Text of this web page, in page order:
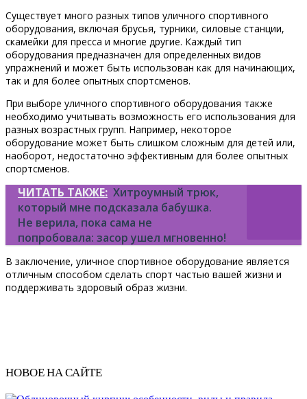
Существует много разных типов уличного спортивного
оборудования, включая брусья, турники, силовые станции,
скамейки для пресса и многие другие. Каждый тип
оборудования предназначен для определенных видов
упражнений и может быть использован как для начинающих,
так и для более опытных спортсменов.
При выборе уличного спортивного оборудования также
необходимо учитывать возможность его использования для
разных возрастных групп. Например, некоторое
оборудование может быть слишком сложным для детей или,
наоборот, недостаточно эффективным для более опытных
спортсменов.
ЧИТАТЬ ТАКЖЕ: Хитроумный трюк,
который мне подсказала бабушка.
Не верила, пока сама не
попробовала: засор ушел мгновенно!
В заключение, уличное спортивное оборудование является
отличным способом сделать спорт частью вашей жизни и
поддерживать здоровый образ жизни.
НОВОЕ НА САЙТЕ